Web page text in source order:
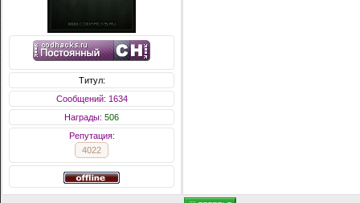
Титул:
Сообщений: 1634
Награды: 506
Репутация:
4022